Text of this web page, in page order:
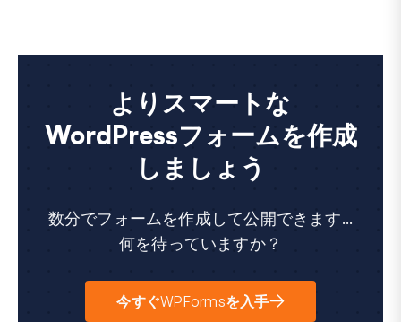
よりスマートな
WordPressフォームを作成
しましょう
数分でフォームを作成して公開できます...
何を待っていますか？
今すぐWPFormsを入手